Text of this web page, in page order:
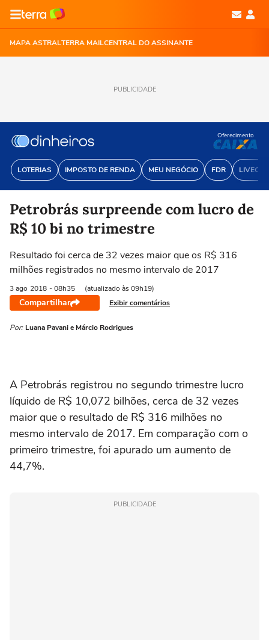
MAPA ASTRALTERRA MAILCENTRAL DO ASSINANTE
PUBLICIDADE
LOTERIAS IMPOSTO DE RENDA MEU NEGÓCIO FDR
Oferecimento
Petrobrás surpreende com lucro de
R$ 10 bi no trimestre
Resultado foi cerca de 32 vezes maior que os R$ 316
milhões registrados no mesmo intervalo de 2017
3 ago 2018 - 08h35 (atualizado às 09h19)
Compartilhar Exibir comentários
Por: Luana Pavani e Márcio Rodrigues
A Petrobrás registrou no segundo trimestre lucro
líquido de R$ 10,072 bilhões, cerca de 32 vezes
maior que o resultado de R$ 316 milhões no
mesmo intervalo de 2017. Em comparação com o
primeiro trimestre, foi apurado um aumento de
44,7%.
PUBLICIDADE